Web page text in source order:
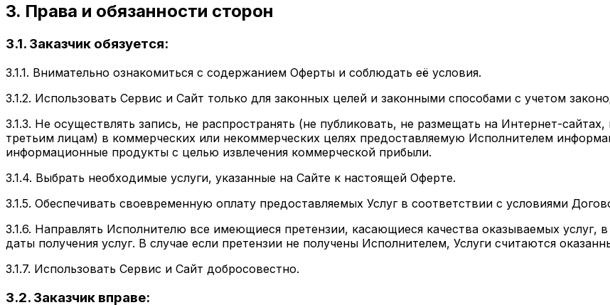
3. Права и обязанности сторон
3.1. Заказчик обязуется:
3.1.1. Внимательно ознакомиться с содержанием Оферты и соблюдать её условия.
3.1.2. Использовать Сервис и Сайт только для законных целей и законными способами с учетом
3.1.3. Не осуществлять запись, не распространять (не публиковать, не размещать на Интернет-
третьим лицам) в коммерческих или некоммерческих целях предоставляемую Исполнителем
информационные продукты с целью извлечения коммерческой прибыли.
3.1.4. Выбрать необходимые услуги, указанные на Сайте к настоящей Оферте.
3.1.5. Обеспечивать своевременную оплату предоставляемых Услуг в соответствии с условиями
3.1.6. Направлять Исполнителю все имеющиеся претензии, касающиеся качества оказываемых
даты получения услуг. В случае если претензии не получены Исполнителем, Услуги считаются
3.1.7. Использовать Сервис и Сайт добросовестно.
3.2. Заказчик вправе: